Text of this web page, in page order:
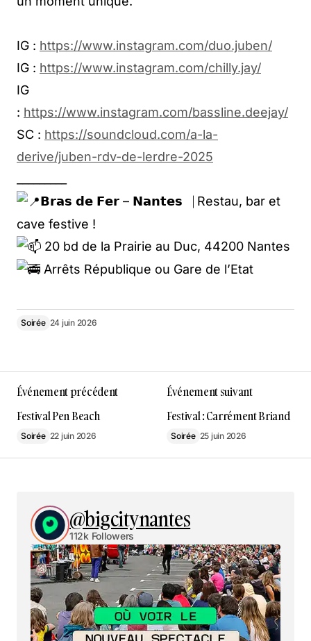
IG : https://www.instagram.com/duo.juben/
IG : https://www.instagram.com/chilly.jay/
IG
: https://www.instagram.com/bassline.deejay/
SC : https://soundcloud.com/a-la-
derive/juben-rdv-de-lerdre-2025
𝗕𝗿𝗮𝘀 𝗱𝗲 𝗙𝗲𝗿 – 𝗡𝗮𝗻𝘁𝗲𝘀⎹ Restau, bar et
cave festive !
20 bd de la Prairie au Duc, 44200 Nantes
Arrêts République ou Gare de l’Etat
Soirée 24 juin 2026
Événement précédent
Festival Pen Beach
Soirée 22 juin 2026
Événement suivant
Festival : Carrément Briand
Soirée 25 juin 2026
@bigcitynantes
112k Followers